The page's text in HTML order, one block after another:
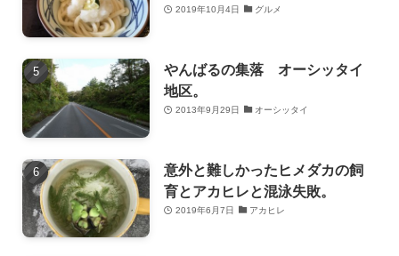
2019年10月4日 グルメ
やんばるの集落 オーシッタイ
地区。
2013年9月29日 オーシッタイ
意外と難しかったヒメダカの飼
育とアカヒレと混泳失敗。
2019年6月7日 アカヒレ